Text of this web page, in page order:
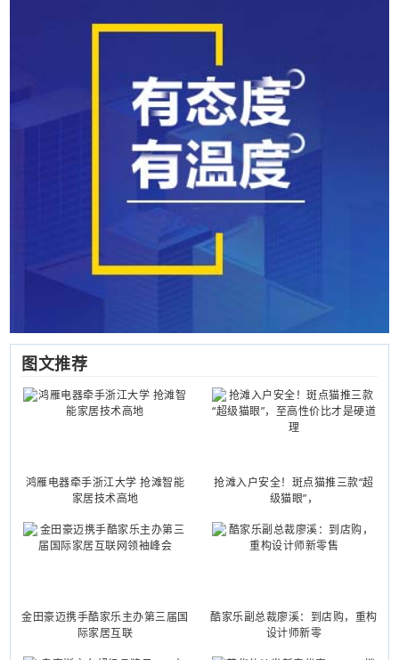
图文推荐
鸿雁电器牵手浙江大学 抢滩智能
家居技术高地
抢滩入户安全！斑点猫推三款“超
级猫眼”，
金田豪迈携手酷家乐主办第三届国
际家居互联
酷家乐副总裁廖溪：到店购，重构
设计师新零